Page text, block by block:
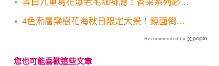
雪白九重葛花瀑老宅咖啡廳！香菜系列必點
4色漸層欒樹花海秋日限定大景！鏡面倒影
Recommended by
您也可能喜歡這些文章